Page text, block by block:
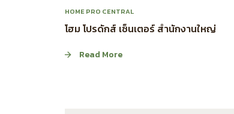
HOME PRO CENTRAL
โฮม โปรดักส์ เซ็นเตอร์ สำนักงานใหญ่
Read More